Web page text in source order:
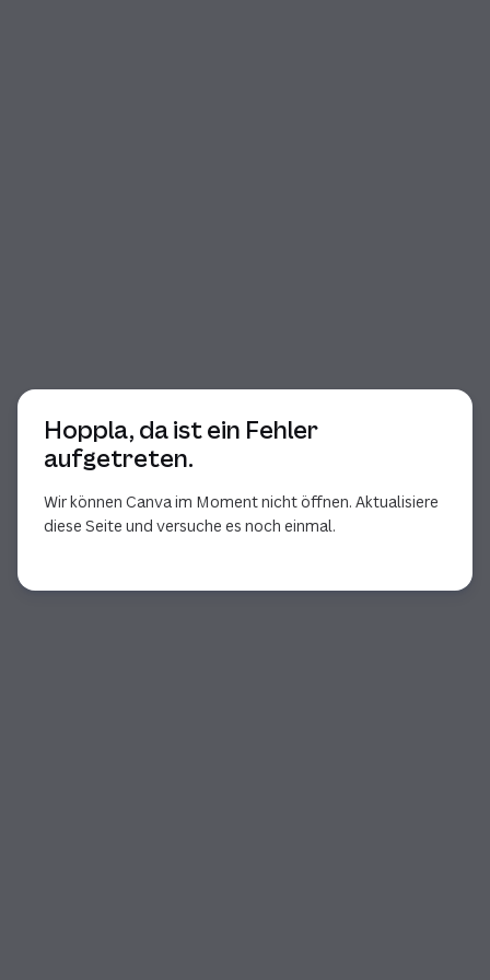
Hoppla, da ist ein Fehler
aufgetreten.
Wir können Canva im Moment nicht öffnen. Aktualisiere
diese Seite und versuche es noch einmal.